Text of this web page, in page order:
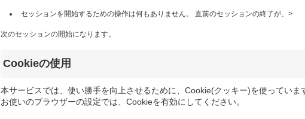
セッションを開始するための操作は何もありません。 直前のセッションの終了が、>
次のセッションの開始になります。
Cookieの使用
本サービスでは、使い勝手を向上させるために、Cookie(クッキー)を使っていま
お使いのブラウザーの設定では、Cookieを有効にしてください。